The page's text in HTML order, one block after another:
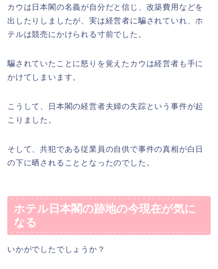
カウは日本閣の名義が自分だと信じ、改築費用などを
出したりしましたが、実は経営者に騙されていれ、ホ
テルは競売にかけられる寸前でした。
騙されていたことに怒りを覚えたカウは経営者も手に
かけてしまいます。
こうして、日本閣の経営者夫婦の失踪という事件が起
こりました。
そして、共犯である従業員の自供で事件の真相が白日
の下に晒されることとなったのでした。
ホテル日本閣の跡地の今現在が気に
なる
いかがでしたでしょうか？